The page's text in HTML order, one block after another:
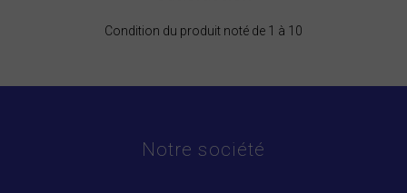
Condition du produit noté de 1 à 10
Notre société